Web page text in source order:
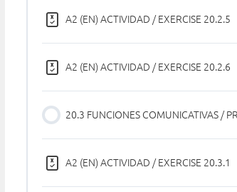
A2 (EN) ACTIVIDAD / EXERCISE 20.2.5
A2 (EN) ACTIVIDAD / EXERCISE 20.2.6
20.3 FUNCIONES COMUNICATIVAS /
A2 (EN) ACTIVIDAD / EXERCISE 20.3.1